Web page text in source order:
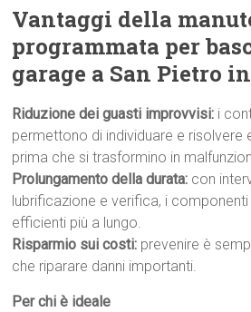
Vantaggi della
programmata per
garage a San Pietro
Riduzione dei guasti improvvisi: i
permettono di individuare e risolvere
prima che si trasformino in
Prolungamento della durata: con
lubrificazione e verifica, i
efficienti più a lungo.
Risparmio sui costi: prevenire è
che riparare danni importanti.
Per chi è ideale